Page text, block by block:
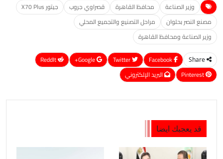
وزير الصناعة محافظ القاهرة قصراوي جروب
جيتور X70 Plus
مصنع النصر بحلوان
مراحل التصنيع والتجميع المحلي
وزير الصناعة ومحافظ القاهرة
Share
Google+
ReddIt
Pinterest
البريد الإلكتروني
قد يعجبك ايضا